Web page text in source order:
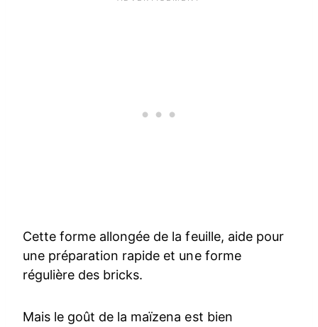
Cette forme allongée de la feuille, aide pour
une préparation rapide et une forme
régulière des bricks.
Mais le goût de la maïzena est bien